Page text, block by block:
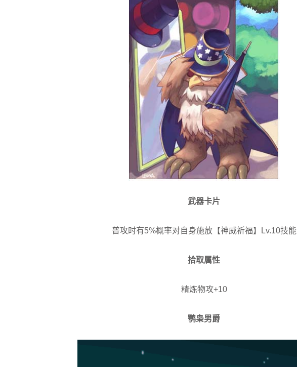
武器卡片
普攻时有5%概率对自身施放【神威祈福】Lv.10技能
拾取属性
精炼物攻+10
鹗枭男爵